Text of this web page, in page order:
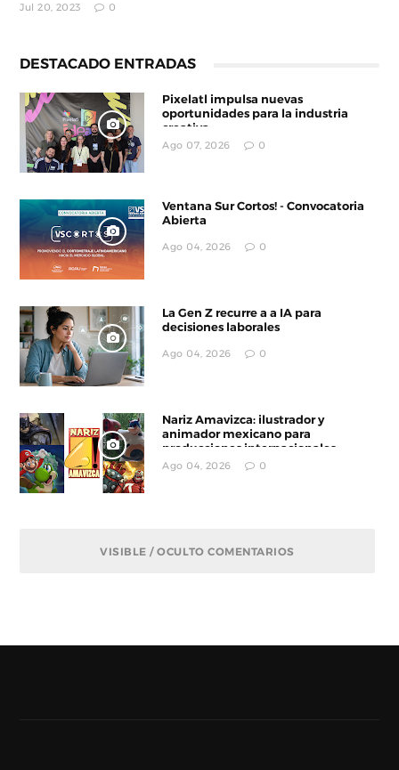
Jul 20, 2023 0
DESTACADO ENTRADAS
Pixelatl impulsa nuevas
oportunidades para la industria
creativa
Ago 07, 2026 0
Ventana Sur Cortos! - Convocatoria
Abierta
Ago 04, 2026 0
La Gen Z recurre a a IA para
decisiones laborales
Ago 04, 2026 0
Nariz Amavizca: ilustrador y
animador mexicano para
producciones internacionales
Ago 04, 2026 0
VISIBLE / OCULTO COMENTARIOS